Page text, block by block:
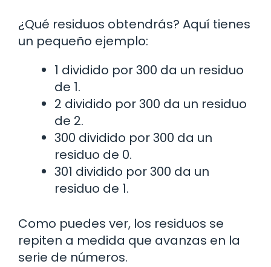
¿Qué residuos obtendrás? Aquí tienes
un pequeño ejemplo:
1 dividido por 300 da un residuo
de 1.
2 dividido por 300 da un residuo
de 2.
300 dividido por 300 da un
residuo de 0.
301 dividido por 300 da un
residuo de 1.
Como puedes ver, los residuos se
repiten a medida que avanzas en la
serie de números.